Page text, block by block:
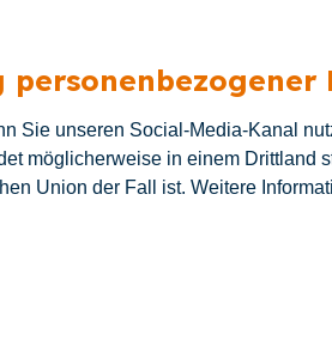
Sie unseren Social-Media-Kanal
möglicherweise in einem Drittland
Union der Fall ist. Weitere